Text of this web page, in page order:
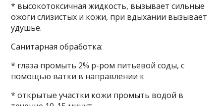
* высокотоксичная жидкость, вызывает сильные
ожоги слизистых и кожи, при вдыхании вызывает
удушье.
Санитарная обработка:
* глаза промыть 2% р-ром питьевой соды, с
помощью ватки в направлении к
* открытые участки кожи промыть водой в